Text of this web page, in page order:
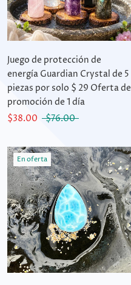
Juego de protección de
energía Guardian Crystal de 5
piezas por solo $ 29 Oferta de
promoción de 1 día
$38.00
$76.00
En oferta